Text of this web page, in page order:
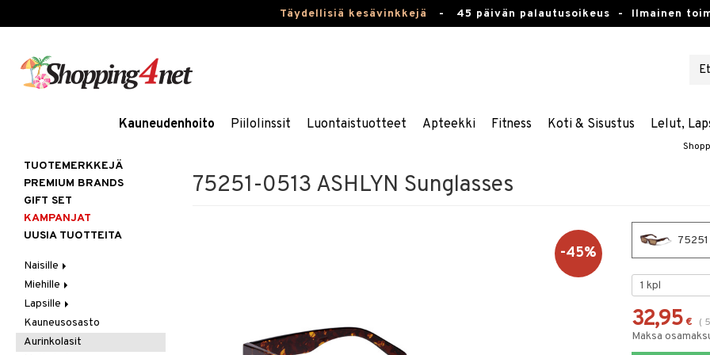
Täydellisiä kesävinkkejä - 45 päivän palautusoikeus - Ilmainen
Kauneudenhoito Piilolinssit Luontaistuotteet Apteekki Fitness Koti & Sisustus Lelut,
75251-0513 ASHLYN Sunglasses
-45%
32,95 € (
Maksa
TUOTEMERKKEJÄ
PREMIUM BRANDS
GIFT SET
KAMPANJAT
UUSIA TUOTTEITA
Naisille
Hiukset
Gift Set
Harjat / Kammat
Hiuskuurit
Ihonhoito
Aurinkotuotteet
Erikoistuotteet
Korut
Kaulakorut
Kosmetiikka
Miehille
Hiukset
Hiustenlähtö
Hiusväri
Ihonhoito
Aurinkotuotteet
Parfyymit
Lapsille
Kosmetiikkalaukkuja
Kylpytuotteita
Kauneusosasto
Aurinkolasit